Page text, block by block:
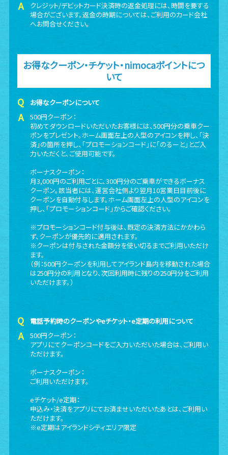
クレジット/デビットカード決済時の返金処理には、時間を要する
場合がございます。返金の時期については、ご利用のカード会社
へお問合せください。
お得なクーポン・チケット・nimocaポイントにつ
いて
お得なクーポンについて
500円クーポン：
初めてダウンロードいただいたお客様には、500円分の乗車クー
ポンをプレゼント。ホーム画面左上の人型のアイコンを押し、「決
済」の箇所を押し、「プロモーションコード」に「のるーと」とご入
力いただくと、ご使用可能です。
ボーナスクーポン：
月3,000円のご利用ごとに、300円分のご乗車ができるボーナス
クーポン。該当者には、運営会社側より翌月10営業日目前後に
クーポンを自動付与します。ホーム画面左上の人型のアイコンを
押し、「プロモーションコード」からご確認ください。
※プロモーションコード付与後は、既定の決済方法にかかわら
ず、クーポンが優先的に適用されます。
※クーポンは付与された金額分を使い切るまでご利用いただけ
ます。
（例：500円クーポンを利用してアイランド島内を移動された場合
は250円分の利用となり、次回利用時に残りの250円分をご利用
いただけます。）
電話予約時のクーポンやeチケット・e定期の利用について
500円クーポン：
アプリにてクーポンコードをご入力いただいた場合は、ご利用い
ただけます。
ボーナスクーポン：
ご利用いただけます。
eチケット/e定期：
申込み・決済をアプリにてお済ませいただいたあとは、ご利用い
ただけます。
※e定期はアイランドシティエリア限定